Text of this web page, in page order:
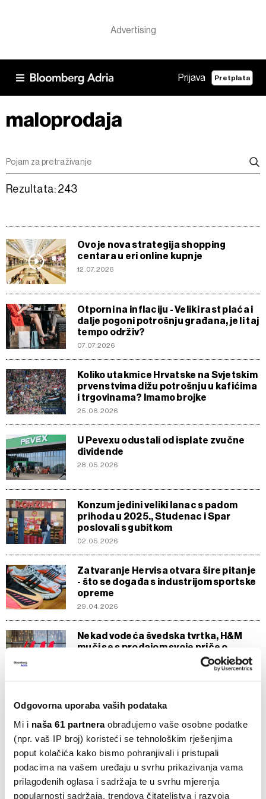
Odgovorna uporaba vaših podataka
Mi i naša 61 partneraobrađujemo vaše osobne podatke
(npr. vaš IP broj) koristeći se tehnološkim rješenjima
poput kolačića kako bismo pohranjivali i pristupali
podacima na vašem uređaju u svrhu prikazivanja vama
prilagođenih oglasa i sadržaja te u svrhu mjerenja
popularnosti sadržaja, trendova čitateljstva i razvoja
Prijava Pretplata
maloprodaja
Rezultata: 243
Ovo je nova strategija shopping
centara u eri online kupnje
12.07.2026
Otporni na inflaciju - Veliki rast plaća i
dalje pogoni potrošnju građana, je li taj
tempo održiv?
07.07.2026
Koliko utakmice Hrvatske na Svjetskim
prvenstvima dižu potrošnju u kafićima
i trgovinama? Imamo brojke
25.06.2026
U Pevexu odustali od isplate zvučne
dividende
28.05.2026
Konzum jedini veliki lanac s padom
prihoda u 2025., Studenac i Spar
poslovali s gubitkom
02.05.2026
Zatvaranje Hervisa otvara šire pitanje
- što se događa s industrijom sportske
opreme
29.04.2026
Nekad vodeća švedska tvrtka, H&M
muči se s prodajom svoje priče o
Tvornica zdrave hrane otvara prvu
poslovnicu u Sloveniji i ulazi u novu
fazu razvoja
14.04.2026
Želite zaštiti svoj kapital u volatilnim
vremenima? Donosimo primjere
defenzivnih sektora u Europi i regiji